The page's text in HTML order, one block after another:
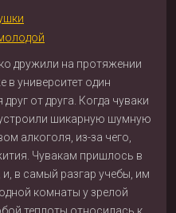
дружили на протяжении
в университет один
от друга. Когда чуваки
шикарную шумную
алкоголя, из-за чего,
Чувакам пришлось в
в самый разгар учебы, им
комнаты у зрелой